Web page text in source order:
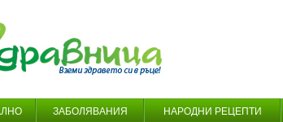
ЗАБОЛЯВАНИЯ НАРОДНИ РЕЦЕПТИ